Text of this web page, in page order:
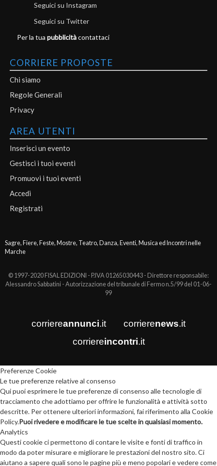
Seguici su Instagram
Seguici su Twitter
Per la tua pubblicitàcontattaci
CORRIERE PROPOSTE
Chi siamo
Regole Generali
Privacy
AREA UTENTI
Inserisci un evento
Gestisci i tuoi eventi
Promuovi i tuoi eventi
Accedi
Registrati
Sagre, Fiere, Feste, Mostre, Teatro, Danza, Eventi, Musica ed Incontri nelle
Marche
© 1997-2020 FISAL EDIZIONI - P.IVA 01265030443 - Direttore responsabile:
Alessandro Sabbatini - Autorizzazione del tribunale di Fermo n.5/99 del 01-06-
99
corriereannunci.it corrierenews.it
corriereincontri.it
Preferenze Cookie
Le tue preferenze relative al consenso
Qui puoi esprimere le tue preferenze di consenso alle tecnologie di
tracciamento che adottiamo per offrire le funzionalità e attività sotto
descritte. Per ottenere ulteriori informazioni, fai riferimento alla Cookie
Policy.Puoi rivedere e modificare le tue scelte in qualsiasi momento.
Analytics
Questi cookie ci permettono di contare le visite e fonti di traffico in
modo da poter misurare e migliorare le prestazioni del nostro sito. Ci
aiutano a sapere quali sono le pagine più e meno popolari e vedere come